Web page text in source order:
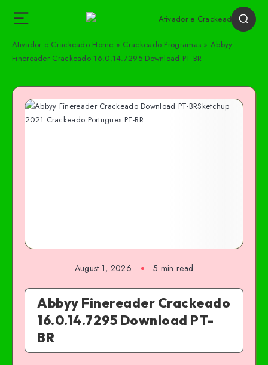
Ativador e Crackeado Home » Crackeado Programas »Abbyy
Finereader Crackeado 16.0.14.7295 Download PT-BR
August 1, 2026 5 min read
Abbyy Finereader Crackeado
16.0.14.7295 Download PT-
BR